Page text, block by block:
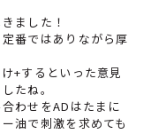
ました！
番ではありながら厚
+するといった意見
たね。
わせをADはたまに
油で刺激を求めても